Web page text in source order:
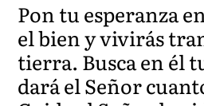
Pon tu esperanza
el bien y vivirás
tierra. Busca en él
dará el Señor